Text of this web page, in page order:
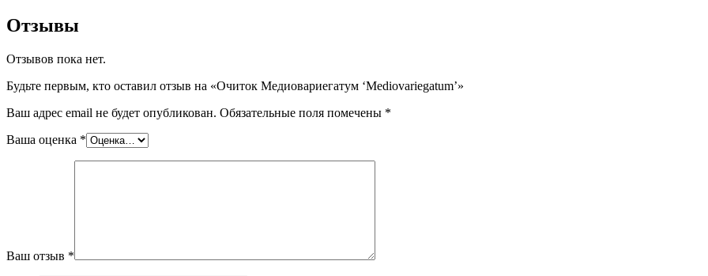
Отзывы
Отзывов пока нет.
Будьте первым, кто оставил отзыв на «Очиток Медиовариегатум ‘Mediovariegatum’»
Ваш адрес email не будет опубликован. Обязательные поля помечены *
Ваша оценка *
Ваш отзыв *